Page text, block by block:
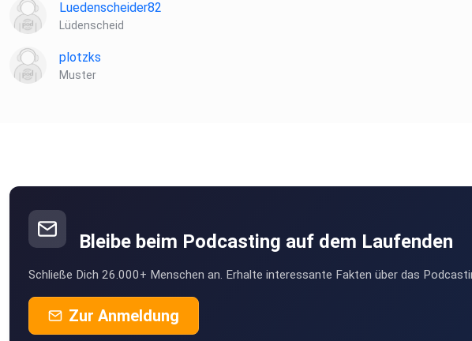
Luedenscheider82
Lüdenscheid
plotzks
Muster
Bleibe beim Podcasting auf dem Laufenden
Schließe Dich 26.000+ Menschen an. Erhalte interessante Fakten über das
Zur Anmeldung